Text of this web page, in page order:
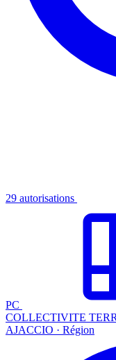
29 autorisations
PC
COLLECTIVITE
AJACCIO · Région